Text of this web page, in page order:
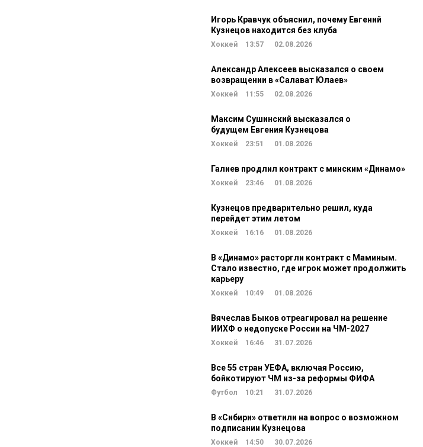
Игорь Кравчук объяснил, почему Евгений
Кузнецов находится без клуба
Хоккей 13:57 02.08.2026
Александр Алексеев высказался о своем
возвращении в «Салават Юлаев»
Хоккей 11:55 02.08.2026
Максим Сушинский высказался о
будущем Евгения Кузнецова
Хоккей 23:51 01.08.2026
Галиев продлил контракт с минским «Динамо»
Хоккей 23:46 01.08.2026
Кузнецов предварительно решил, куда
перейдет этим летом
Хоккей 16:16 01.08.2026
В «Динамо» расторгли контракт с Маминым.
Стало известно, где игрок может продолжить
карьеру
Хоккей 10:49 01.08.2026
Вячеслав Быков отреагировал на решение
ИИХФ о недопуске России на ЧМ-2027
Хоккей 16:46 31.07.2026
Все 55 стран УЕФА, включая Россию,
бойкотируют ЧМ из-за реформы ФИФА
Футбол 10:21 31.07.2026
В «Сибири» ответили на вопрос о возможном
подписании Кузнецова
Хоккей 14:50 30.07.2026